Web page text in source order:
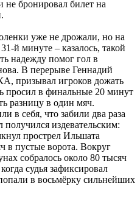
не бронировал билет на
уже не дрожали, но на
й минуте – казалось, такой
надежду помог гол в
В перерыве Геннадий
призывал игроков дожать
просил в финальные 20 минут
разницу в один мяч.
в себя, что забили два раза
издевательским:
прострел Ильшата
в пустые ворота. Вокруг
собралось около 80 тысяч
судья зафиксировал
в восьмёрку сильнейших